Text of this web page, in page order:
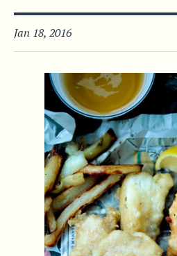
Jan 18, 2016